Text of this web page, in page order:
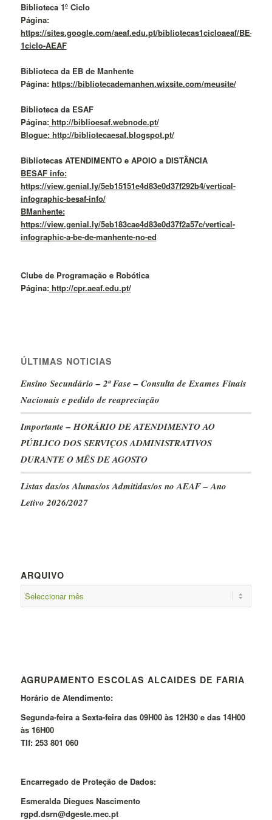
Biblioteca 1º Ciclo
Página:
https://sites.google.com/aeaf.edu.pt/bibliotecas1cicloaeaf/BE-
1ciclo-AEAF
Biblioteca da EB de Manhente
Página: https://bibliotecademanhen.wixsite.com/meusite/
Biblioteca da ESAF
Página:http://biblioesaf.webnode.pt/
Blogue: http://bibliotecaesaf.blogspot.pt/
Bibliotecas ATENDIMENTO e APOIO a DISTÂNCIA
BESAF info:
https://view.genial.ly/5eb15151e4d83e0d37f292b4/vertical-
infographic-besaf-info/
BManhente:
https://view.genial.ly/5eb183cae4d83e0d37f2a57c/vertical-
infographic-a-be-de-manhente-no-ed
Clube de Programação e Robótica
Página:http://cpr.aeaf.edu.pt/
ÚLTIMAS NOTICIAS
Ensino Secundário – 2ª Fase – Consulta de Exames Finais
Nacionais e pedido de reapreciação
Importante – HORÁRIO DE ATENDIMENTO AO
PÚBLICO DOS SERVIÇOS ADMINISTRATIVOS
DURANTE O MÊS DE AGOSTO
Listas das/os Alunas/os Admitidas/os no AEAF – Ano
Letivo 2026/2027
ARQUIVO
AGRUPAMENTO ESCOLAS ALCAIDES DE FARIA
Horário de Atendimento:
Segunda-feira a Sexta-feira das 09H00 às 12H30 e das 14H00
às 16H00
Tlf: 253 801 060
Encarregado de Proteção de Dados:
Esmeralda Diegues Nascimento
rgpd.dsrn@dgeste.mec.pt